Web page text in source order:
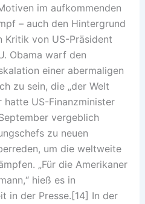
im aufkommenden
– auch den Hintergrund
Kritik von US-Präsident
Obama warf den
einer abermaligen
zu sein, die „der Welt
hatte US-Finanzminister
vergeblich
zu neuen
um die weltweite
„Für die Amerikaner
hieß es in
in der Presse.[14] In der